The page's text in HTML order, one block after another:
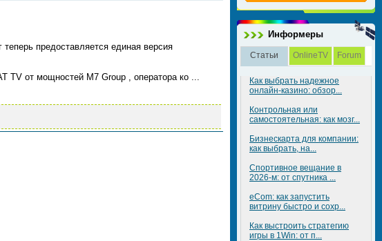
предоставляется единая версия
TV от мощностей M7 Group , оператора ко ...
Информеры
Статьи OnlineTV Forum
Как выбрать надежное
онлайн-казино: обзор...
Контрольная или
самостоятельная: как мозг...
Бизнескарта для компании:
как выбрать, на...
Спортивное вещание в
2026-м: от спутника ...
eCom: как запустить
витрину быстро и сохр...
Как выстроить стратегию
игры в 1Win: от п...